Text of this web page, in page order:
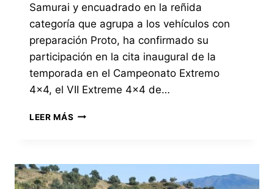
Samurai y encuadrado en la reñida
categoría que agrupa a los vehículos con
preparación Proto, ha confirmado su
participación en la cita inaugural de la
temporada en el Campeonato Extremo
4×4, el VII Extreme 4×4 de…
LEER MÁS LA
EL
EXTREME